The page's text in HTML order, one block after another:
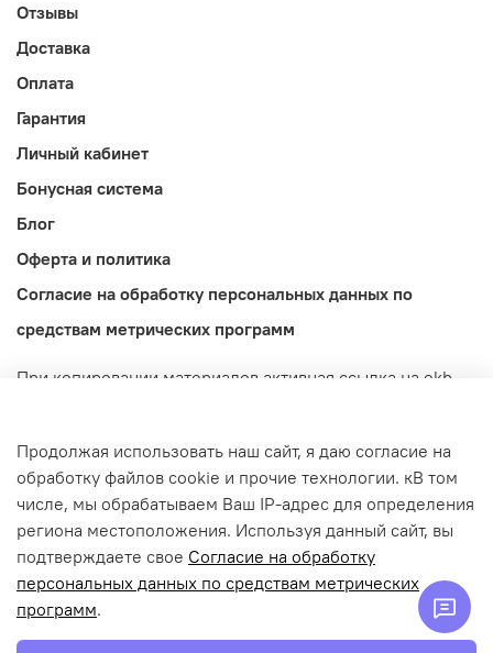
Отзывы
Доставка
Оплата
Гарантия
Личный кабинет
Бонусная система
Блог
Оферта и политика
Согласие на обработку персональных данных по
средствам метрических программ
При копировании материалов активная ссылка на ekb-
информационный характер и ни при каких условиях не
является публичной офертой, определяемой
положениями Статьи 437 (2) Гражданского кодекса
Российской Федерации.
© 2022-2026 ekb-import.ru / Магазин IMPORT.
ИП Попов Денис Дмитриевич | ИНН: 665913301139 |
ОГРНИП: 322665800155760
Продолжая использовать наш сайт, я даю согласие на
обработку файлов cookie и прочие технологии. кВ том
числе, мы обрабатываем Ваш IP-адрес для определения
региона местоположения. Используя данный сайт, вы
подтверждаете свое Согласие на обработку
персональных данных по средствам метрических
программ.